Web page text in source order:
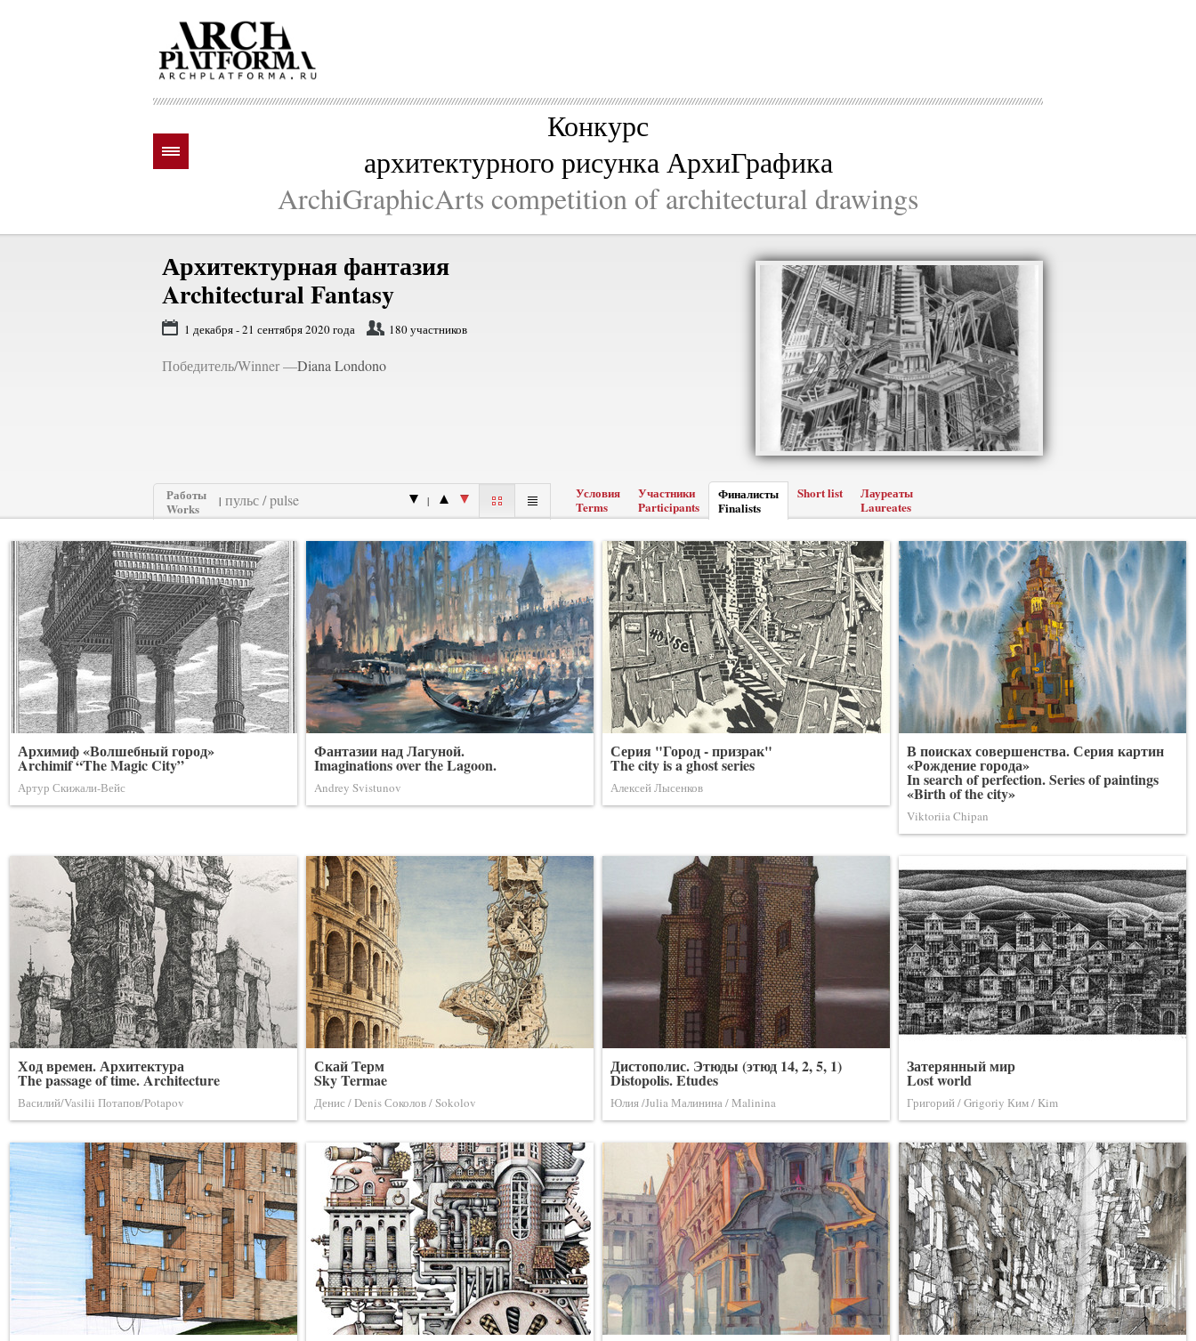
Конкурс
архитектурного рисунка АрхиГрафика
ArchiGraphicArts competition of architectural drawings
Архитектурная фантазия
Architectural Fantasy
1 декабря - 21 сентября 2020 года 180 участников
Победитель/Winner —Diana Londono
Работы
Works
| |
Условия
Terms
Участники
Participants
Финалисты
Finalists
Short list
Лауреаты
Laureates
Архимиф «Волшебный город»
Archimif “The Magic City”
Артур Скижали-Вейс
Фантазии над Лагуной.
Imaginations over the Lagoon.
Andrey Svistunov
Серия "Город - призрак"
The city is a ghost series
Алексей Лысенков
В поисках совершенства. Серия картин
«Рождение города»
In search of perfection. Series of paintings
«Birth of the city»
Viktoriia Chipan
Ход времен. Архитектура
The passage of time. Architecture
Василий/Vasilii Потапов/Potapov
Скай Терм
Sky Termae
Денис / Denis Соколов / Sokolov
Дистополис. Этюды (этюд 14, 2, 5, 1)
Distopolis. Etudes
Юлия /Julia Малинина / Malinina
Затерянный мир
Lost world
Григорий / Grigoriy Ким / Kim